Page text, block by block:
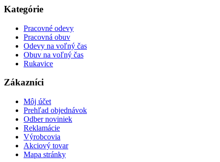
Kategórie
Pracovné odevy
Pracovná obuv
Odevy na voľný čas
Obuv na voľný čas
Rukavice
Zákazníci
Môj účet
Prehľad objednávok
Odber noviniek
Reklamácie
Výrobcovia
Akciový tovar
Mapa stránky